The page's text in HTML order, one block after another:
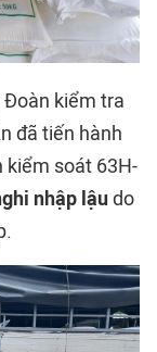
kiểm tra
đã tiến hành
kiểm soát 63H-
nhập lậudo